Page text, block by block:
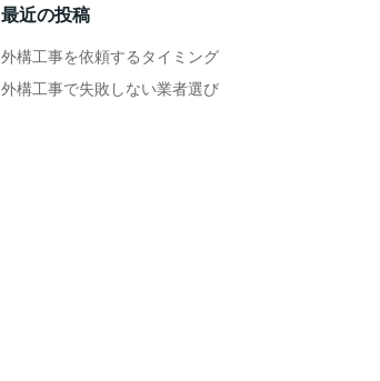
最近の投稿
外構工事を依頼するタイミング
外構工事で失敗しない業者選び